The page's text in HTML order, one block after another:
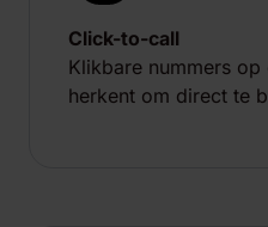
Click-to-call
Klikbare nummers
herkent om direct te